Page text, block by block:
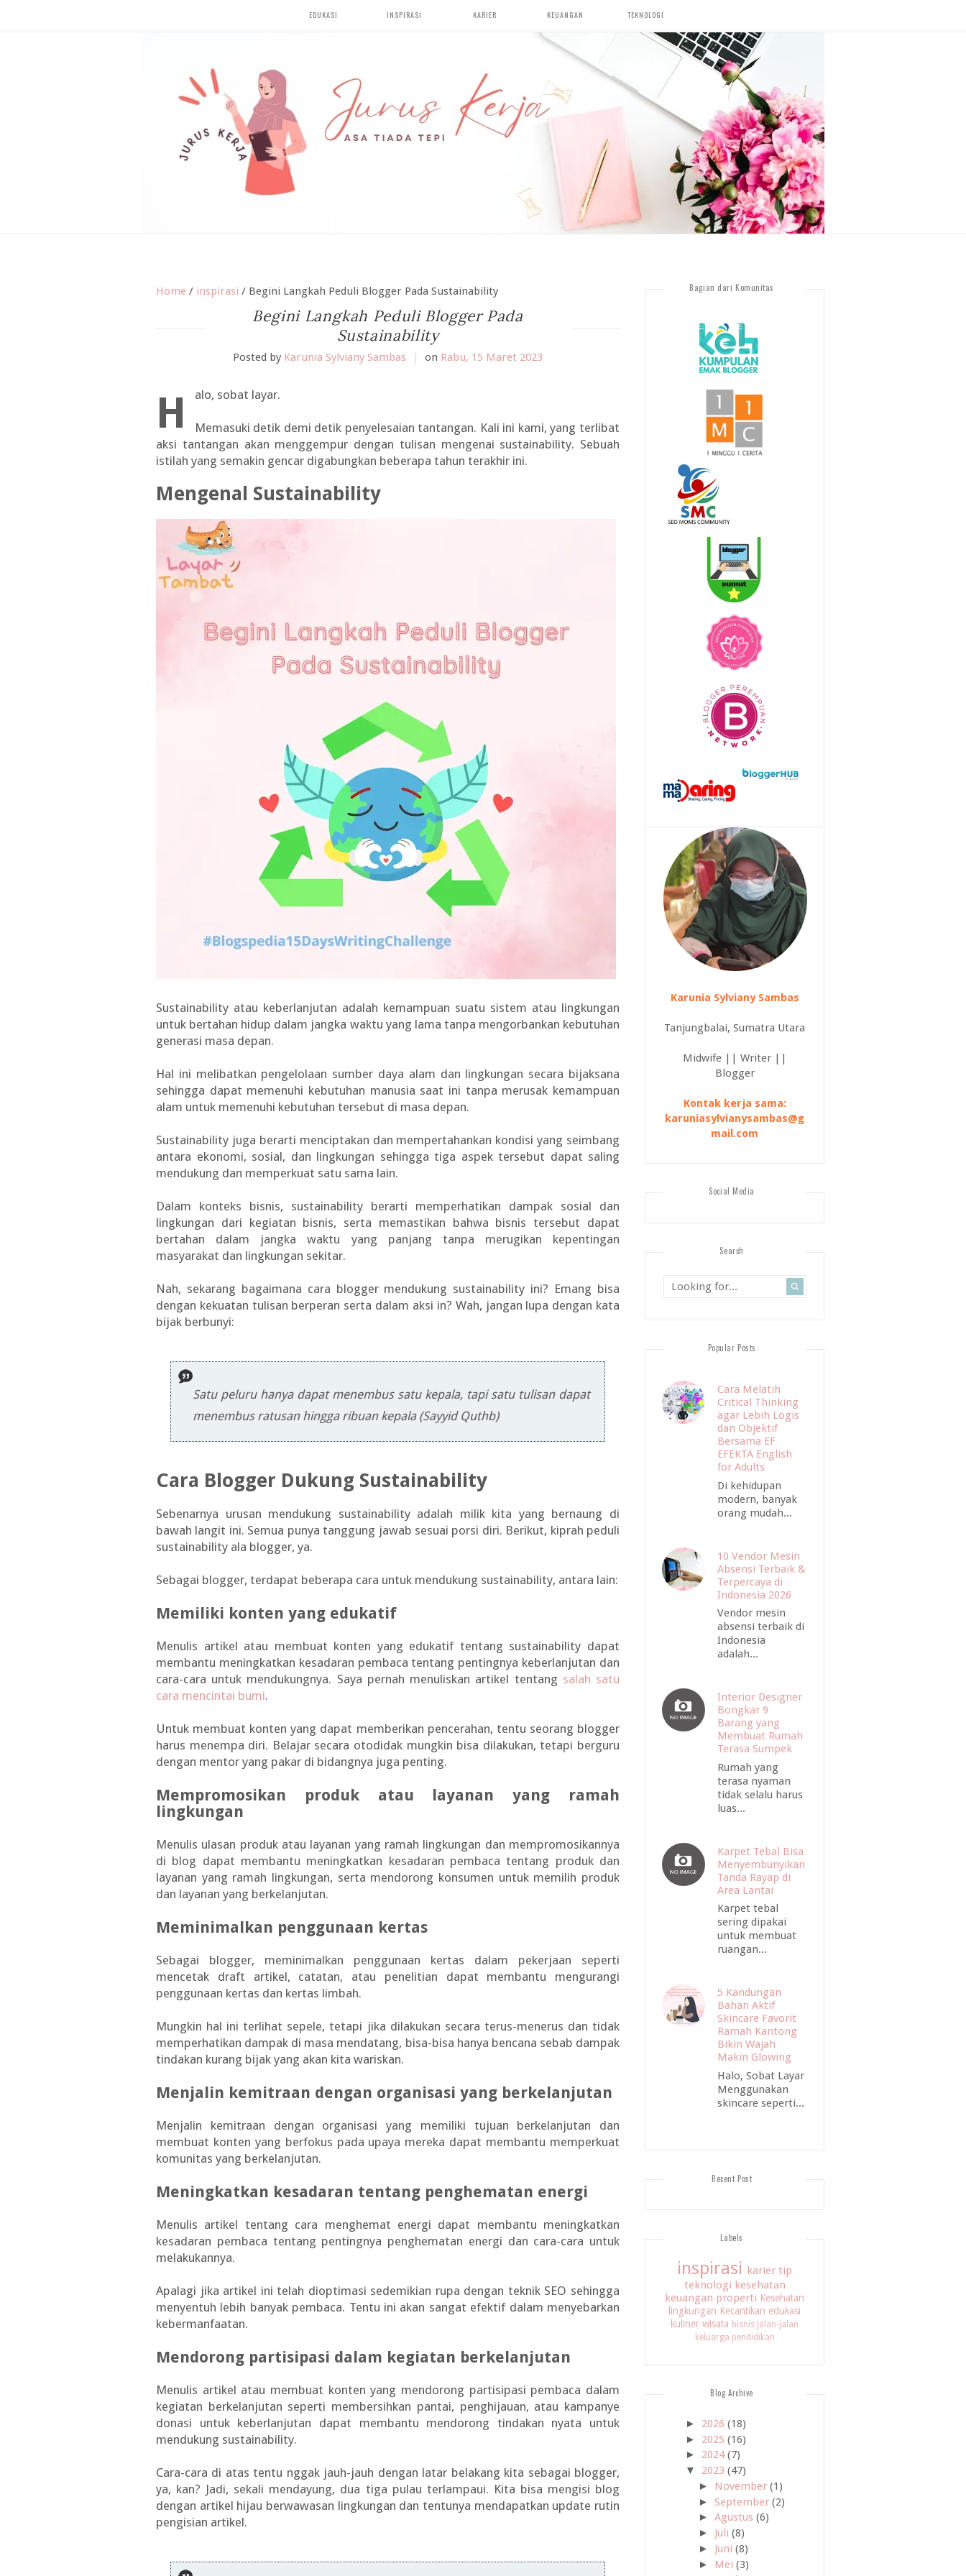
EDUKASI INSPIRASI KARIER KEUANGAN TEKNOLOGI
Home / inspirasi / Begini Langkah Peduli Blogger Pada Sustainability
Begini Langkah Peduli Blogger Pada
Sustainability
Posted by Karunia Sylviany Sambas | on Rabu, 15 Maret 2023
Halo, sobat layar.
Memasuki detik demi detik penyelesaian tantangan. Kali ini kami, yang terlibat
aksi tantangan akan menggempur dengan tulisan mengenai sustainability. Sebuah
istilah yang semakin gencar digabungkan beberapa tahun terakhir ini.
Mengenal Sustainability
Sustainability atau keberlanjutan adalah kemampuan suatu sistem atau lingkungan
untuk bertahan hidup dalam jangka waktu yang lama tanpa mengorbankan kebutuhan
generasi masa depan.
Hal ini melibatkan pengelolaan sumber daya alam dan lingkungan secara bijaksana
sehingga dapat memenuhi kebutuhan manusia saat ini tanpa merusak kemampuan
alam untuk memenuhi kebutuhan tersebut di masa depan.
Sustainability juga berarti menciptakan dan mempertahankan kondisi yang seimbang
antara ekonomi, sosial, dan lingkungan sehingga tiga aspek tersebut dapat saling
mendukung dan memperkuat satu sama lain.
Dalam konteks bisnis, sustainability berarti memperhatikan dampak sosial dan
lingkungan dari kegiatan bisnis, serta memastikan bahwa bisnis tersebut dapat
bertahan dalam jangka waktu yang panjang tanpa merugikan kepentingan
masyarakat dan lingkungan sekitar.
Nah, sekarang bagaimana cara blogger mendukung sustainability ini? Emang bisa
dengan kekuatan tulisan berperan serta dalam aksi in? Wah, jangan lupa dengan kata
bijak berbunyi:
Satu peluru hanya dapat menembus satu kepala, tapi satu tulisan dapat
menembus ratusan hingga ribuan kepala (Sayyid Quthb)
Cara Blogger Dukung Sustainability
Sebenarnya urusan mendukung sustainability adalah milik kita yang bernaung di
bawah langit ini. Semua punya tanggung jawab sesuai porsi diri. Berikut, kiprah peduli
sustainability ala blogger, ya.
Sebagai blogger, terdapat beberapa cara untuk mendukung sustainability, antara lain:
Memiliki konten yang edukatif
Menulis artikel atau membuat konten yang edukatif tentang sustainability dapat
membantu meningkatkan kesadaran pembaca tentang pentingnya keberlanjutan dan
cara-cara untuk mendukungnya. Saya pernah menuliskan artikel tentang salah satu
cara mencintai bumi.
Untuk membuat konten yang dapat memberikan pencerahan, tentu seorang blogger
harus menempa diri. Belajar secara otodidak mungkin bisa dilakukan, tetapi berguru
dengan mentor yang pakar di bidangnya juga penting.
Mempromosikan produk atau layanan yang ramah
lingkungan
Menulis ulasan produk atau layanan yang ramah lingkungan dan mempromosikannya
di blog dapat membantu meningkatkan kesadaran pembaca tentang produk dan
layanan yang ramah lingkungan, serta mendorong konsumen untuk memilih produk
dan layanan yang berkelanjutan.
Meminimalkan penggunaan kertas
Sebagai blogger, meminimalkan penggunaan kertas dalam pekerjaan seperti
mencetak draft artikel, catatan, atau penelitian dapat membantu mengurangi
penggunaan kertas dan kertas limbah.
Mungkin hal ini terlihat sepele, tetapi jika dilakukan secara terus-menerus dan tidak
memperhatikan dampak di masa mendatang, bisa-bisa hanya bencana sebab dampak
tindakan kurang bijak yang akan kita wariskan.
Menjalin kemitraan dengan organisasi yang berkelanjutan
Menjalin kemitraan dengan organisasi yang memiliki tujuan berkelanjutan dan
membuat konten yang berfokus pada upaya mereka dapat membantu memperkuat
komunitas yang berkelanjutan.
Meningkatkan kesadaran tentang penghematan energi
Menulis artikel tentang cara menghemat energi dapat membantu meningkatkan
kesadaran pembaca tentang pentingnya penghematan energi dan cara-cara untuk
melakukannya.
Apalagi jika artikel ini telah dioptimasi sedemikian rupa dengan teknik SEO sehingga
menyentuh lebih banyak pembaca. Tentu ini akan sangat efektif dalam menyebarkan
kebermanfaatan.
Mendorong partisipasi dalam kegiatan berkelanjutan
Menulis artikel atau membuat konten yang mendorong partisipasi pembaca dalam
kegiatan berkelanjutan seperti membersihkan pantai, penghijauan, atau kampanye
donasi untuk keberlanjutan dapat membantu mendorong tindakan nyata untuk
mendukung sustainability.
Cara-cara di atas tentu nggak jauh-jauh dengan latar belakang kita sebagai blogger,
ya, kan? Jadi, sekali mendayung, dua tiga pulau terlampaui. Kita bisa mengisi blog
dengan artikel hijau berwawasan lingkungan dan tentunya mendapatkan update rutin
pengisian artikel.
Bagian dari Komunitas
Karunia Sylviany Sambas
Tanjungbalai, Sumatra Utara
Midwife || Writer ||
Blogger
Kontak kerja sama:
karuniasylvianysambas@g
mail.com
Social Media
Search
Popular Posts
Cara Melatih
Critical Thinking
agar Lebih Logis
dan Objektif
Bersama EF
EFEKTA English
for Adults
Di kehidupan
modern, banyak
orang mudah...
10 Vendor Mesin
Absensi Terbaik &
Terpercaya di
Indonesia 2026
Vendor mesin
absensi terbaik di
Indonesia
adalah...
Interior Designer
Bongkar 9
Barang yang
Membuat Rumah
Terasa Sumpek
Rumah yang
terasa nyaman
tidak selalu harus
luas...
Karpet Tebal Bisa
Menyembunyikan
Tanda Rayap di
Area Lantai
Karpet tebal
sering dipakai
untuk membuat
ruangan...
5 Kandungan
Bahan Aktif
Skincare Favorit
Ramah Kantong
Bikin Wajah
Makin Glowing
Halo, Sobat Layar
Menggunakan
skincare seperti...
Recent Post
Labels
inspirasi karier tip
teknologi kesehatan
keuangan properti Kesehatan
lingkungan Kecantikan edukasi
kuliner wisata bisnis jalan-jalan
keluarga pendidikan
Blog Archive
► 2026 (18)
► 2025 (16)
► 2024 (7)
▼ 2023 (47)
► November (1)
► September (2)
► Agustus (6)
► Juli (8)
► Juni (8)
► Mei (3)